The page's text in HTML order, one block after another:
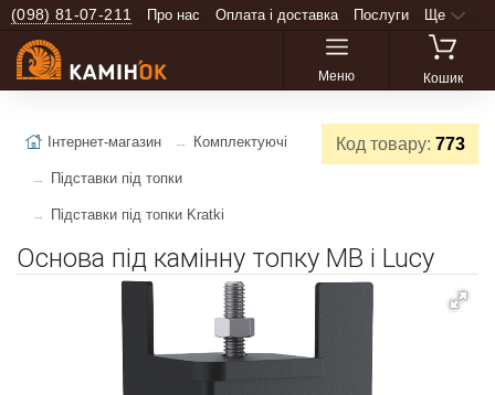
(098) 81-07-211 Про нас Оплата і доставка Послуги Ще
Меню Кошик
Код товару: 773
Інтернет-магазин Комплектуючі
Підставки під топки
Підставки під топки Kratki
Основа під камінну топку MB і Lucy